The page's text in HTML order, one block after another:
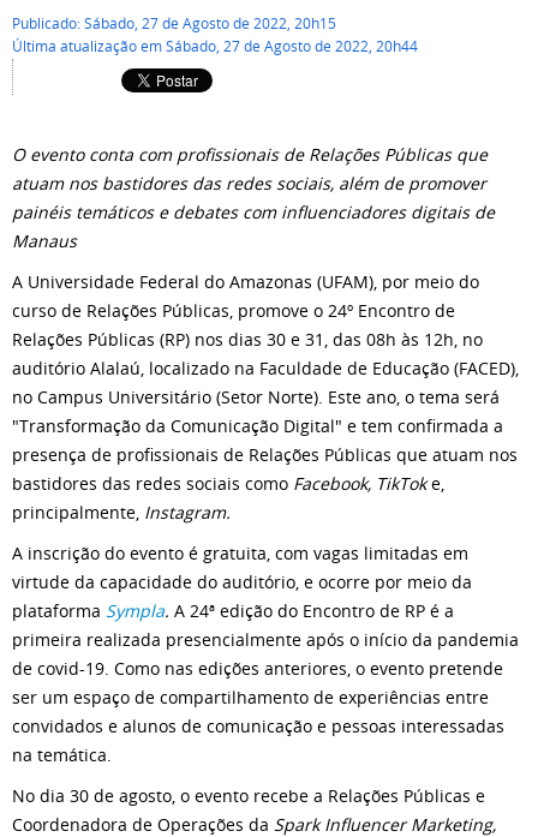
Publicado: Sábado, 27 de Agosto de 2022, 20h15
Última atualização em Sábado, 27 de Agosto de 2022, 20h44
O evento conta com profissionais de Relações Públicas que
atuam nos bastidores das redes sociais, além de promover
painéis temáticos e debates com influenciadores digitais de
Manaus
A Universidade Federal do Amazonas (UFAM), por meio do
curso de Relações Públicas, promove o 24º Encontro de
Relações Públicas (RP) nos dias 30 e 31, das 08h às 12h, no
auditório Alalaú, localizado na Faculdade de Educação (FACED),
no Campus Universitário (Setor Norte). Este ano, o tema será
"Transformação da Comunicação Digital" e tem confirmada a
presença de profissionais de Relações Públicas que atuam nos
bastidores das redes sociais como Facebook, TikToke,
principalmente, Instagram.
A inscrição do evento é gratuita, com vagas limitadas em
virtude da capacidade do auditório, e ocorre por meio da
plataforma Sympla. A 24ª edição do Encontro de RP é a
primeira realizada presencialmente após o início da pandemia
de covid-19. Como nas edições anteriores, o evento pretende
ser um espaço de compartilhamento de experiências entre
convidados e alunos de comunicação e pessoas interessadas
na temática.
No dia 30 de agosto, o evento recebe a Relações Públicas e
Coordenadora de Operações da Spark Influencer Marketing,